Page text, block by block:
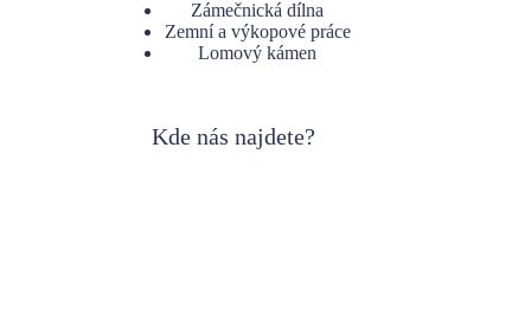
Zámečnická dílna
Zemní a výkopové práce
Lomový kámen
Kde nás najdete?